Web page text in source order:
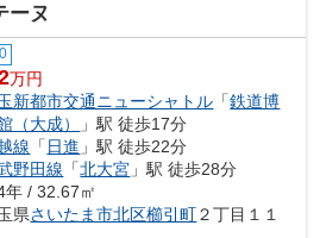
ーヌ
万円
新都市交通ニューシャトル 「鉄道博
（大成）
」駅 徒歩17分
線 「 日進 」駅 徒歩22分
野田線 「北大宮 」駅 徒歩28分
年 / 32.67㎡
県さいたま市北区櫛引町２丁目１１